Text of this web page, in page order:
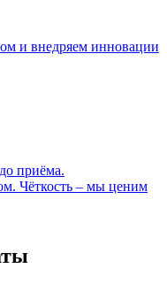
и внедряем инновации
приёма.
Чёткость – мы ценим